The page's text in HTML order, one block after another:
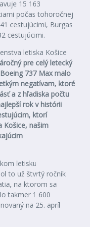
15 163
počas tohoročnej
cestujúcimi, Burgas
cestujúcimi.
letiska Košice
pre celý letecký
737 Max malo
negatívam, ktoré
a z hľadiska počtu
rok v histórii
ktorí
Košice, našim
letisku
to už štvrtý ročník
na ktorom sa
takmer 1 600
na 25. apríl